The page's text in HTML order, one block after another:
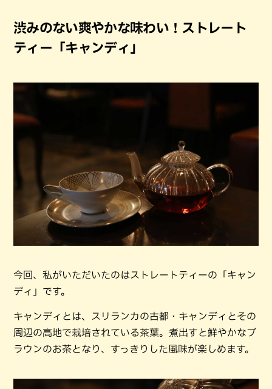
渋みのない爽やかな味わい！ストレート
ティー「キャンディ」
今回、私がいただいたのはストレートティーの「キャン
ディ」です。
キャンディとは、スリランカの古都・キャンディとその
周辺の高地で栽培されている茶葉。煮出すと鮮やかなブ
ラウンのお茶となり、すっきりした風味が楽しめます。